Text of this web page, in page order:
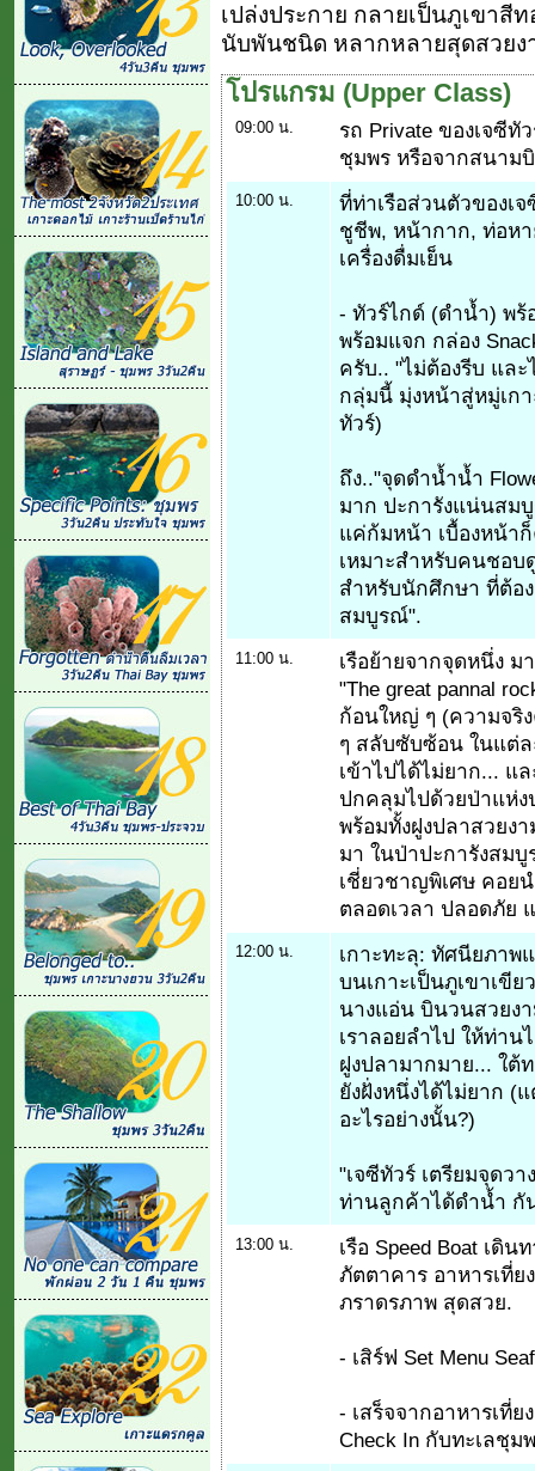
เปล่งประกาย กลายเป็นภูเขาสี
นับพันชนิด หลากหลายสุดสวยง
โปรแกรม (Upper Class)
09:00 น.
รถ Private ของเจซีทั
ชุมพร หรือจากสนาม
10:00 น.
ที่ท่าเรือส่วนตัวของเ
ชูชีพ, หน้ากาก, ท่อหา
เครื่องดื่มเย็น
- ทัวร์ไกด์ (ดำน้ำ) พ
พร้อมแจก กล่อง
ครับ.. "ไม่ต้องรีบ และ
กลุ่มนี้ มุ่งหน้าสู่หมู่เกา
ทัวร์)
ถึง.."จุดดำน้ำน้ำ
มาก ปะการังแน่นสม
แค่ก้มหน้า เบื้องหน้า
เหมาะสำหรับคนชอบ
สำหรับนักศึกษา ที่ต้อ
สมบูรณ์".
11:00 น.
เรือย้ายจากจุดหนึ่ง ม
"The great pannal
ก้อนใหญ่ ๆ (ความจริ
ๆ สลับซับซ้อน ในแต่ล
เข้าไปได้ไม่ยาก... แ
ปกคลุมไปด้วยป่าแห่ง
พร้อมทั้งฝูงปลาสวยง
มา ในป่าปะการังสมบู
เชี่ยวชาญพิเศษ คอย
ตลอดเวลา ปลอดภัย
12:00 น.
เกาะทะลุ: ทัศนียภาพ
บนเกาะเป็นภูเขาเขี
นางแอ่น บินวนสวยงา
เราลอยลำไป ให้ท่าน
ฝูงปลามากมาย... ใต้
ยังฝั่งหนึ่งได้ไม่ยาก (
อะไรอย่างนั้น?)
"เจซีทัวร์ เตรียมจุดว
ท่านลูกค้าได้ดำน้ำ กั
13:00 น.
เรือ Speed Boat เดิน
ภัตตาคาร อาหารเที่
ภราดรภาพ สุดสวย.
- เสิร์ฟ Set Menu
- เสร็จจากอาหารเที่
Check In กับทะเลชุม